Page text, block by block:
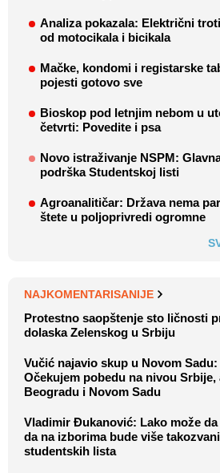
Analiza pokazala: Električni
od motocikala i bicikala
Mačke, kondomi i registarske
pojesti gotovo sve
Bioskop pod letnjim nebom u
četvrti: Povedite i psa
Novo istraživanje NSPM:
podrška Studentskoj listi
Agroanalitičar: Država nema
štete u poljoprivredi ogromne
NAJKOMENTARISANIJE
Protestno saopštenje sto ličnosti
dolaska Zelenskog u Srbiju
Vučić najavio skup u Novom Sadu:
Očekujem pobedu na nivou Srbije,
Beogradu i Novom Sadu
Vladimir Đukanović: Lako može da
da na izborima bude više
studentskih lista